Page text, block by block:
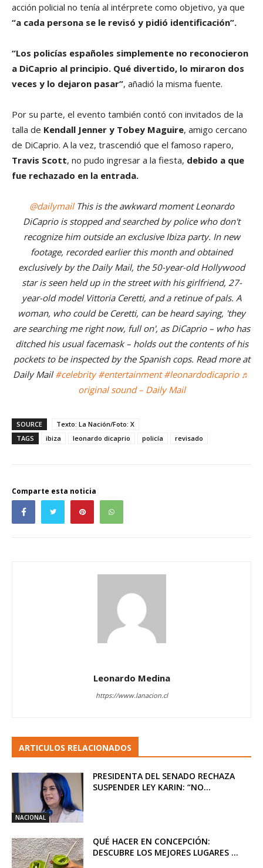
acción policial no tenía al intérprete como objetivo, ya que
“a cada persona se le revisó y pidió identificación”.
“Los policías españoles simplemente no reconocieron
a DiCaprio al principio. Qué divertido, lo miraron dos
veces y lo dejaron pasar”, añadió la misma fuente.
Por su parte, el evento también contó con invitados de la
talla de Kendall Jenner y Tobey Maguire, amigo cercano
de DiCaprio. A la vez, trascendió que el famoso rapero,
Travis Scott, no pudo ingresar a la fiesta, debido a que
fue rechazado en la entrada.
@dailymailThis is the awkward moment Leonardo
DiCaprio is stopped and searched by police who don't
recognize him outside an exclusive Ibiza party. In new
footage, recorded earlier this month and obtained
exclusively by the Daily Mail, the 50-year-old Hollywood
star is seen held up in the street with his girlfriend, 27-
year-old model Vittoria Ceretti, and a retinue of pals. A
woman, who could be Ceretti, can be heard saying, 'they
are searching me right now, full on', as DiCaprio – who has
ditched his usual facemask – holds out the contents of his
pockets to be inspected by the Spanish cops. Read more at
Daily Mail#celebrity #entertainment #leonardodicaprio ♬
original sound – Daily Mail
SOURCE
Texto: La Nación/Foto: X
TAGS
ibiza leonardo dicaprio policía revisado
Comparte esta noticia
Leonardo Medina
https://www.lanacion.cl
ARTICULOS RELACIONADOS
NACIONAL
PRESIDENTA DEL SENADO RECHAZA
SUSPENDER LEY KARIN: “NO...
QUÉ HACER EN CONCEPCIÓN:
DESCUBRE LOS MEJORES LUGARES ...